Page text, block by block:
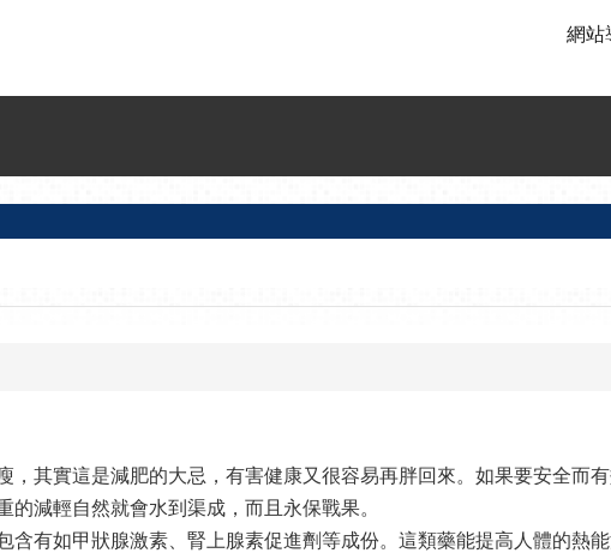
網站
其實這是減肥的大忌，有害健康又很容易再胖回來。如果要安全而
減輕自然就會水到渠成，而且永保戰果。
含有如甲狀腺激素、腎上腺素促進劑等成份。這類藥能提高人體的熱